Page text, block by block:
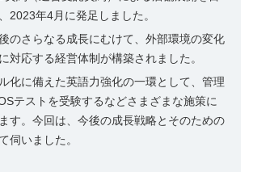
2023年4月に発足しました。
のさらなる成長にむけて、外部環境の変化
対応する経営体制が構築されました。
化に備えた英語力強化の一環として、管理
テストを受験するなどさまざまな施策に
す。今回は、今後の成長戦略とそのための
伺いました。